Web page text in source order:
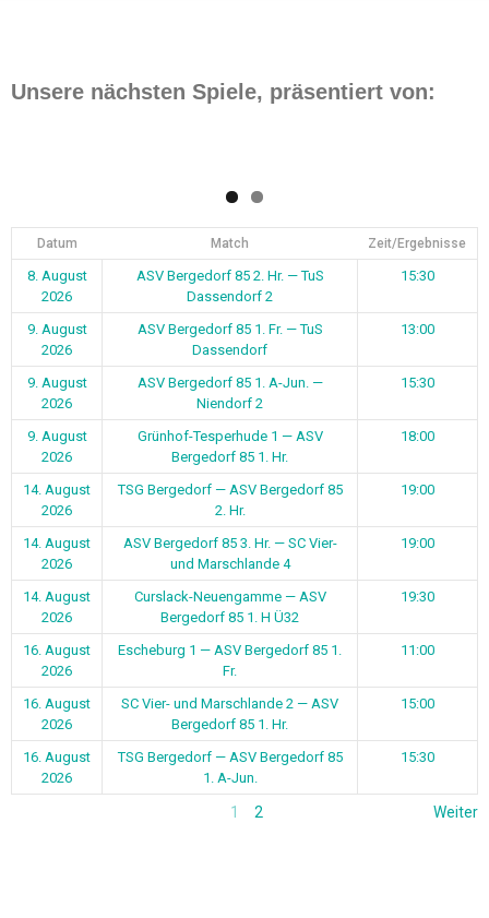
Unsere nächsten Spiele, präsentiert von:
Datum Match Zeit/Ergebnisse
8. August
2026
ASV Bergedorf 85 2. Hr. — TuS
Dassendorf 2
15:30
9. August
2026
ASV Bergedorf 85 1. Fr. — TuS
Dassendorf
13:00
9. August
2026
ASV Bergedorf 85 1. A-Jun. —
Niendorf 2
15:30
9. August
2026
Grünhof-Tesperhude 1 — ASV
Bergedorf 85 1. Hr.
18:00
14. August
2026
TSG Bergedorf — ASV Bergedorf 85
2. Hr.
19:00
14. August
2026
ASV Bergedorf 85 3. Hr. — SC Vier-
und Marschlande 4
19:00
14. August
2026
Curslack-Neuengamme — ASV
Bergedorf 85 1. H Ü32
19:30
16. August
2026
Escheburg 1 — ASV Bergedorf 85 1.
Fr.
11:00
16. August
2026
SC Vier- und Marschlande 2 — ASV
Bergedorf 85 1. Hr.
15:00
16. August
2026
TSG Bergedorf — ASV Bergedorf 85
1. A-Jun.
15:30
1 2 Weiter